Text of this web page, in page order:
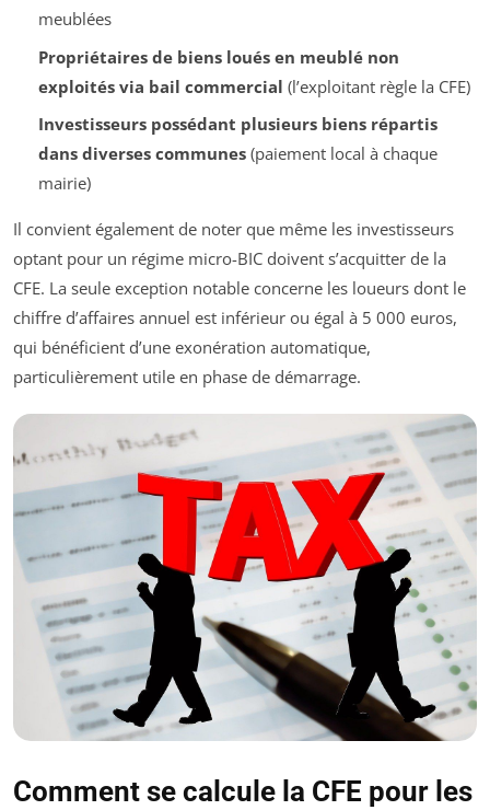
meublées
Propriétaires de biens loués en meublé non
exploités via bail commercial (l’exploitant règle la CFE)
Investisseurs possédant plusieurs biens répartis
dans diverses communes(paiement local à chaque
mairie)
Il convient également de noter que même les investisseurs
optant pour un régime micro-BIC doivent s’acquitter de la
CFE. La seule exception notable concerne les loueurs dont le
chiffre d’affaires annuel est inférieur ou égal à 5 000 euros,
qui bénéficient d’une exonération automatique,
particulièrement utile en phase de démarrage.
Comment se calcule la CFE pour les